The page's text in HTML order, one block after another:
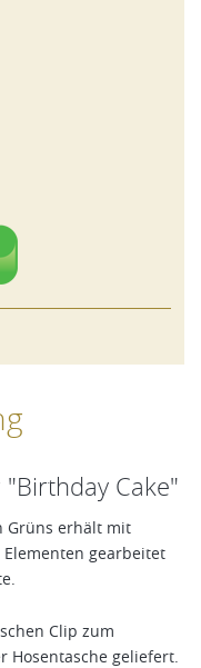
Cake"
Grüns erhält mit
gearbeitet
Clip zum
Hosentasche geliefert.